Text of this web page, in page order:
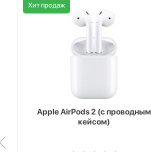
Хит продаж
Apple AirPods 2 (с проводным
кейсом)